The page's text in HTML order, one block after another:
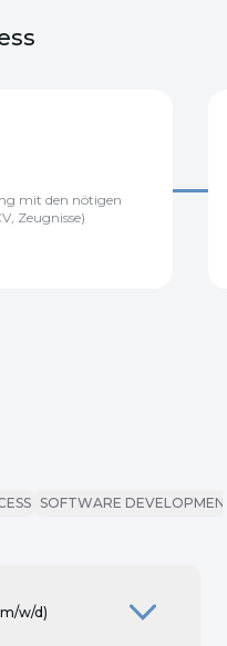
mit den nötigen
Zeugnisse)
SOFTWARE
w/d)